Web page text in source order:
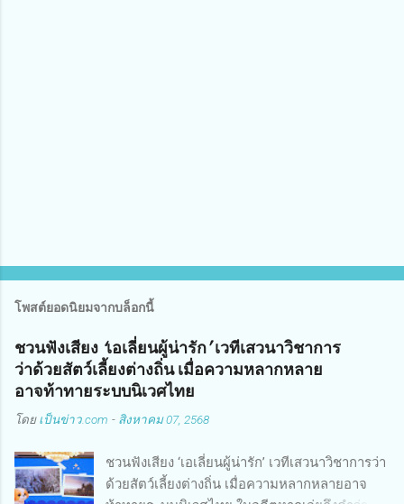
โพสต์ยอดนิยมจากบล็อกนี้
ชวนฟังเสียง ‘เอเลี่ยนผู้น่ารัก’ เวทีเสวนาวิชาการ
ว่าด้วยสัตว์เลี้ยงต่างถิ่น เมื่อความหลากหลาย
อาจท้าทายระบบนิเวศไทย
โดยเป็นข่าว.com - สิงหาคม 07, 2568
ชวนฟังเสียง ‘เอเลี่ยนผู้น่ารัก’ เวทีเสวนาวิชาการว่า
ด้วยสัตว์เลี้ยงต่างถิ่น เมื่อความหลากหลายอาจ